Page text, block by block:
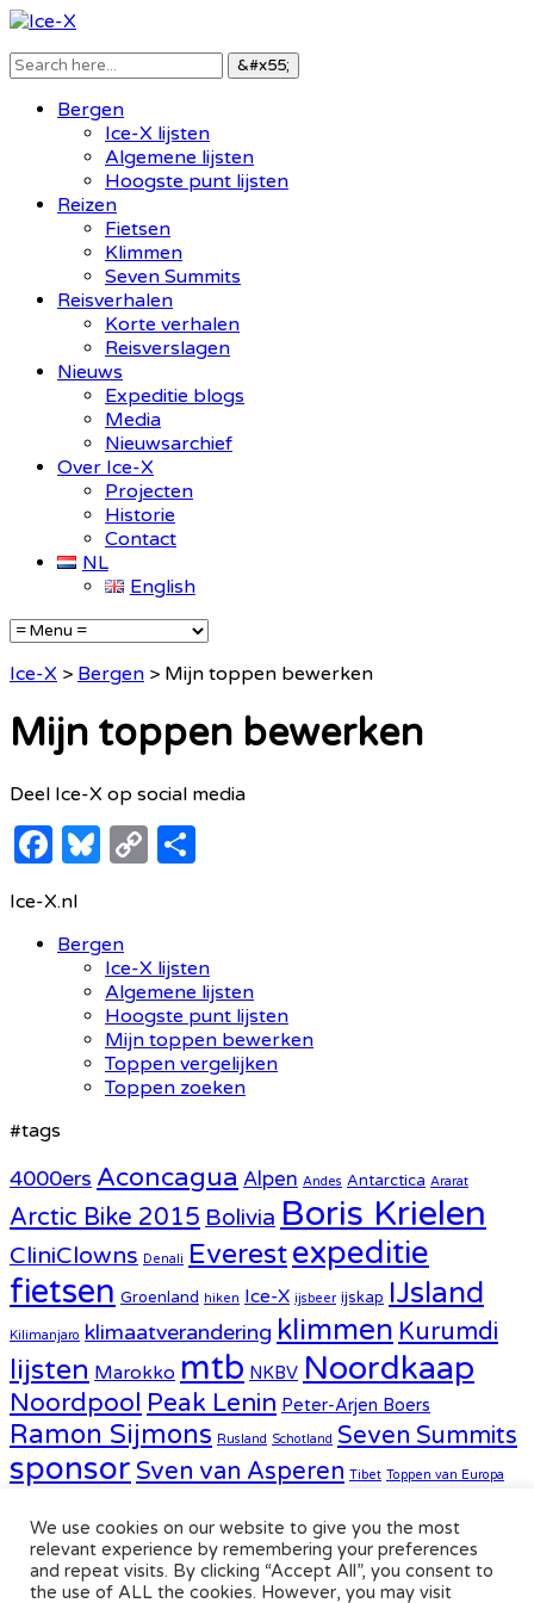
Bergen
Ice-X lijsten
Algemene lijsten
Hoogste punt lijsten
Reizen
Fietsen
Klimmen
Seven Summits
Reisverhalen
Korte verhalen
Reisverslagen
Nieuws
Expeditie blogs
Media
Nieuwsarchief
Over Ice-X
Projecten
Historie
Contact
NL
English
Ice-X > Bergen > Mijn toppen bewerken
Mijn toppen bewerken
Deel Ice-X op social media
Facebook
Bluesky
Copy
Ice-X.nl
Bergen
Ice-X lijsten
Algemene lijsten
Hoogste punt lijsten
Mijn toppen bewerken
Toppen vergelijken
Toppen zoeken
#tags
4000ers Aconcagua Alpen Andes Antarctica Ararat
Arctic Bike 2015 Bolivia Boris Krielen
CliniClowns Denali Everestexpeditie
fietsen Groenland hiken Ice-X ijsbeer ijskap IJsland
Kilimanjaro klimaatverandering klimmen Kurumdi
lijsten Marokko mtb NKBV Noordkaap
Noordpool Peak Lenin Peter-Arjen Boers
Ramon Sijmons Rusland Schotland Seven Summits
sponsor Sven van Asperen Tibet Toppen van Europa
Ice-X.nl
We use cookies on our website to give you the most
relevant experience by remembering your preferences
and repeat visits. By clicking “Accept All”, you consent to
the use of ALL the cookies. However, you may visit